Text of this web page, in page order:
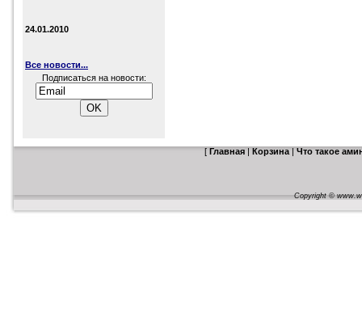
24.01.2010
Все новости...
Подписаться на новости:
[ Главная| Корзина| Что такое
Copyright ©